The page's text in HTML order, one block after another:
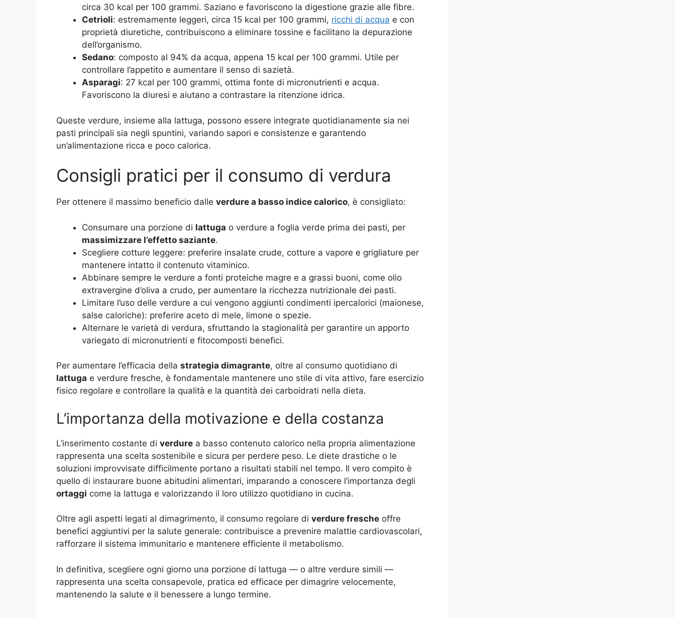
circa 30 kcal per 100 grammi. Saziano e favoriscono la digestione grazie alle fibre.
Cetrioli: estremamente leggeri, circa 15 kcal per 100 grammi, ricchi di acqua e con
proprietà diuretiche, contribuiscono a eliminare tossine e facilitano la depurazione
dell’organismo.
Sedano: composto al 94% da acqua, appena 15 kcal per 100 grammi. Utile per
controllare l’appetito e aumentare il senso di sazietà.
Asparagi: 27 kcal per 100 grammi, ottima fonte di micronutrienti e acqua.
Favoriscono la diuresi e aiutano a contrastare la ritenzione idrica.
Queste verdure, insieme alla lattuga, possono essere integrate quotidianamente sia nei
pasti principali sia negli spuntini, variando sapori e consistenze e garantendo
un’alimentazione ricca e poco calorica.
Consigli pratici per il consumo di verdura
Per ottenere il massimo beneficio dalle verdure a basso indice calorico, è consigliato:
Consumare una porzione di lattuga o verdure a foglia verde prima dei pasti, per
massimizzare l’effetto saziante.
Scegliere cotture leggere: preferire insalate crude, cotture a vapore e grigliature per
mantenere intatto il contenuto vitaminico.
Abbinare sempre le verdure a fonti proteiche magre e a grassi buoni, come olio
extravergine d’oliva a crudo, per aumentare la ricchezza nutrizionale dei pasti.
Limitare l’uso delle verdure a cui vengono aggiunti condimenti ipercalorici (maionese,
salse caloriche): preferire aceto di mele, limone o spezie.
Alternare le varietà di verdura, sfruttando la stagionalità per garantire un apporto
variegato di micronutrienti e fitocomposti benefici.
Per aumentare l’efficacia della strategia dimagrante, oltre al consumo quotidiano di
lattuga e verdure fresche, è fondamentale mantenere uno stile di vita attivo, fare esercizio
fisico regolare e controllare la qualità e la quantità dei carboidrati nella dieta.
L’importanza della motivazione e della costanza
L’inserimento costante di verdure a basso contenuto calorico nella propria alimentazione
rappresenta una scelta sostenibile e sicura per perdere peso. Le diete drastiche o le
soluzioni improvvisate difficilmente portano a risultati stabili nel tempo. Il vero compito è
quello di instaurare buone abitudini alimentari, imparando a conoscere l’importanza degli
ortaggi come la lattuga e valorizzando il loro utilizzo quotidiano in cucina.
Oltre agli aspetti legati al dimagrimento, il consumo regolare di verdure fresche offre
benefici aggiuntivi per la salute generale: contribuisce a prevenire malattie cardiovascolari,
rafforzare il sistema immunitario e mantenere efficiente il metabolismo.
In definitiva, scegliere ogni giorno una porzione di lattuga — o altre verdure simili —
rappresenta una scelta consapevole, pratica ed efficace per dimagrire velocemente,
mantenendo la salute e il benessere a lungo termine.